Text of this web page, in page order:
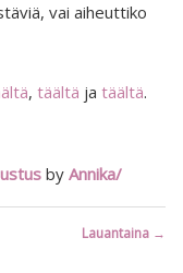
vai aiheuttiko
, täältä ja täältä.
by Annika/
Lauantaina →